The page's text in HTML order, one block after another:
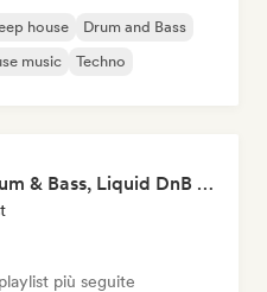
house
Drum and Bass
music Techno
DnBeyond ⚡ Drum & Bass, Liquid DnB & Jungle
più seguite